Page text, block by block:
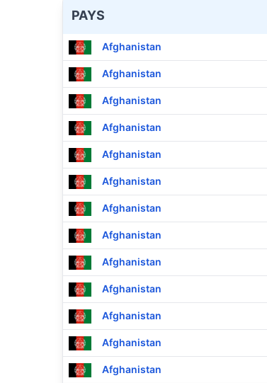
PAYS
Afghanistan
Afghanistan
Afghanistan
Afghanistan
Afghanistan
Afghanistan
Afghanistan
Afghanistan
Afghanistan
Afghanistan
Afghanistan
Afghanistan
Afghanistan